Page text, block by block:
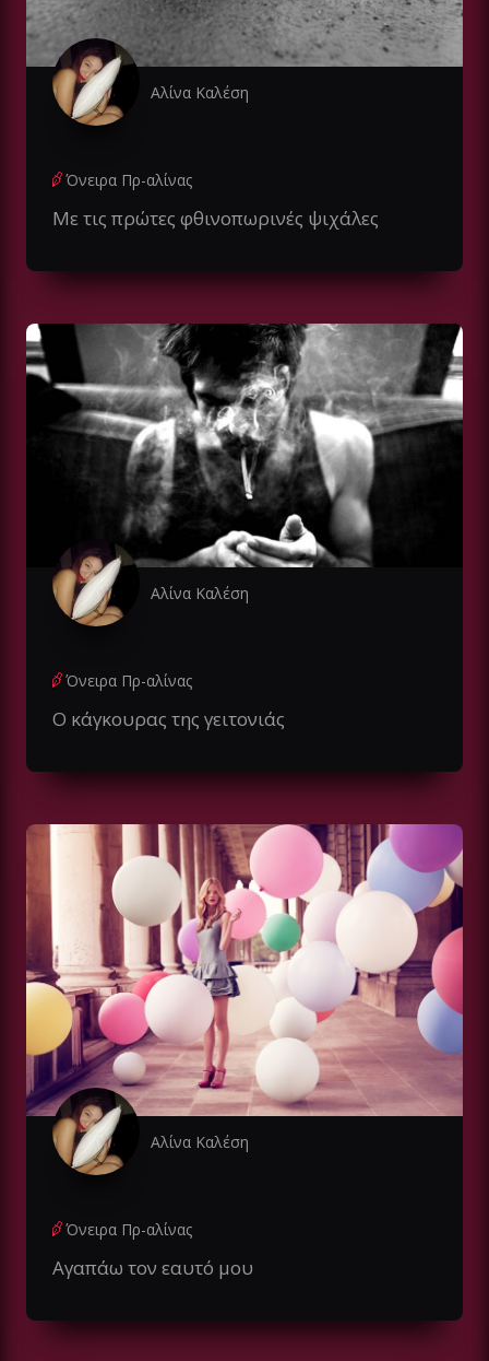
Αλίνα Καλέση
Όνειρα Πρ-αλίνας
Με τις πρώτες φθινοπωρινές ψιχάλες
Αλίνα Καλέση
Όνειρα Πρ-αλίνας
Ο κάγκουρας της γειτονιάς
Αλίνα Καλέση
Όνειρα Πρ-αλίνας
Αγαπάω τον εαυτό μου